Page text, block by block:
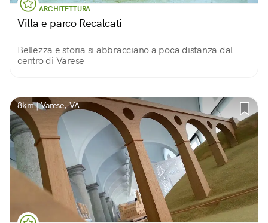
ARCHITETTURA
Villa e parco Recalcati
Bellezza e storia si abbracciano a poca distanza dal
centro di Varese
8km | Varese, VA